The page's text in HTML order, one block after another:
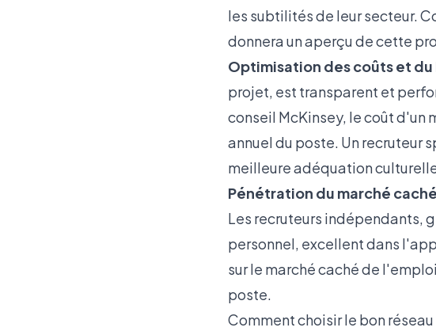
les subtilités de leur secteur.
donnera un aperçu de cette
Optimisation des coûts et du
projet, est transparent et
conseil McKinsey, le coût d'un
annuel du poste. Un recruteur
meilleure adéquation
Pénétration du marché
Les recruteurs indépendants,
personnel, excellent dans
sur le marché caché de l'emploi
poste.
Comment choisir le bon